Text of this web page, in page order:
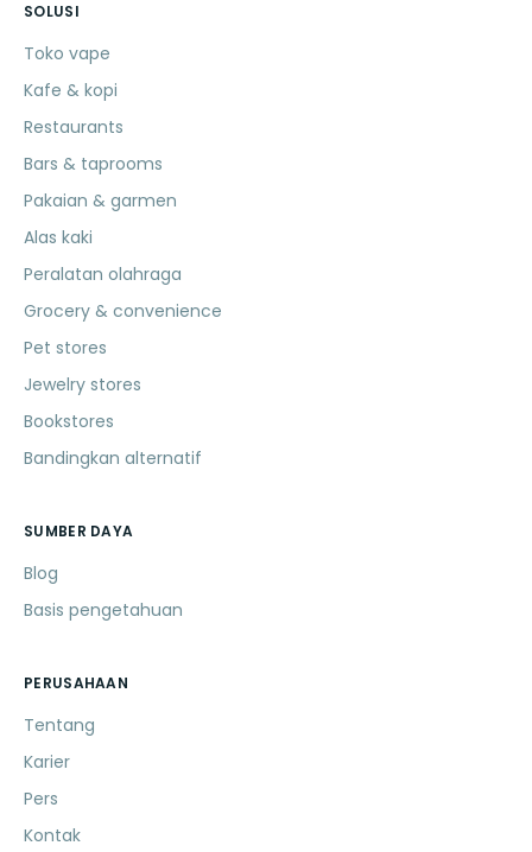
SOLUSI
Toko vape
Kafe & kopi
Restaurants
Bars & taprooms
Pakaian & garmen
Alas kaki
Peralatan olahraga
Grocery & convenience
Pet stores
Jewelry stores
Bookstores
Bandingkan alternatif
SUMBER DAYA
Blog
Basis pengetahuan
PERUSAHAAN
Tentang
Karier
Pers
Kontak